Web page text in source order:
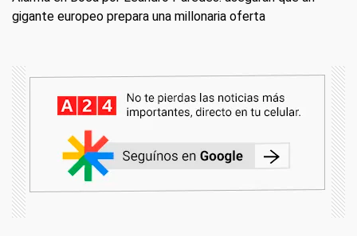
gigante europeo prepara una millonaria oferta